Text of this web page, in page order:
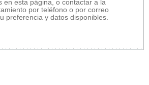
en esta página, o contactar a la
por teléfono o por correo
preferencia y datos disponibles.